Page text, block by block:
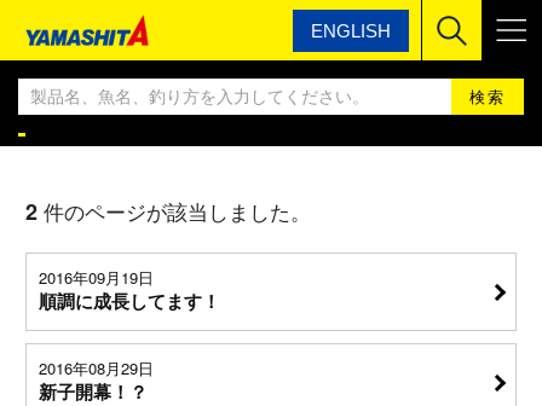
ENGLISH
ヤマシタ YAMASHITA エギングBLOG
YAMASHITA エギングBLOG
2 件のページが該当しました。
2016年09月19日
順調に成長してます！
2016年08月29日
新子開幕！？